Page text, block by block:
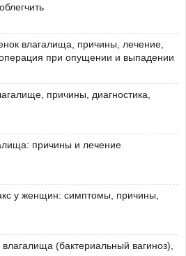
влагалища, причины, лечение,
при опущении и выпадении
причины, диагностика,
причины и лечение
у женщин: симптомы, причины,
влагалища (бактериальный вагиноз),